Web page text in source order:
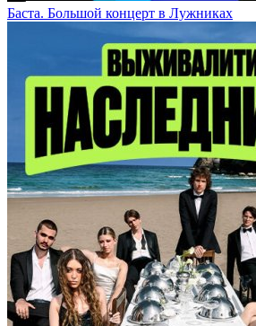
Баста. Большой концерт в Лужниках